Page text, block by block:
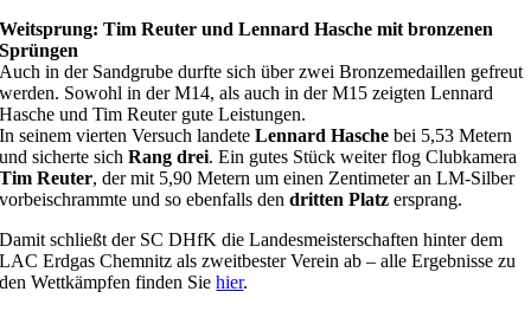
Weitsprung: Tim Reuter und Lennard Hasche mit bronzenen
Sprüngen
Auch in der Sandgrube durfte sich über zwei Bronzemedaillen gefreut
werden. Sowohl in der M14, als auch in der M15 zeigten Lennard
Hasche und Tim Reuter gute Leistungen.
In seinem vierten Versuch landeteLennard Hasche bei 5,53 Metern
und sicherte sichRang drei. Ein gutes Stück weiter flog Clubkamera
Tim Reuter, der mit 5,90 Metern um einen Zentimeter an LM-Silber
vorbeischrammte und so ebenfalls dendritten Platz ersprang.
Damit schließt der SC DHfK die Landesmeisterschaften hinter dem
LAC Erdgas Chemnitz als zweitbester Verein ab – alle Ergebnisse zu
den Wettkämpfen finden Siehier.